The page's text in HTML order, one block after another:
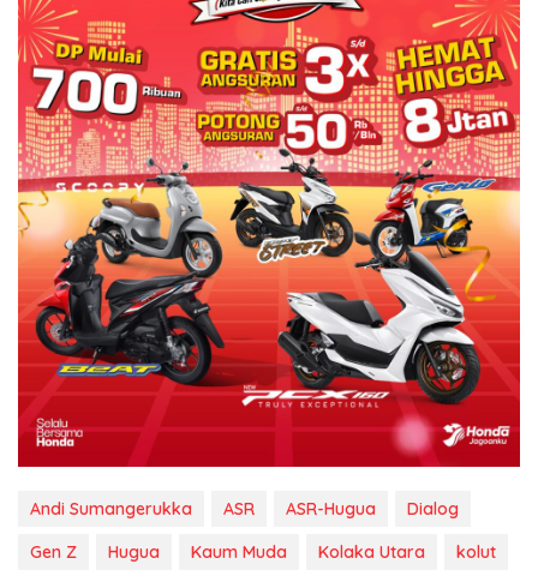
Andi Sumangerukka ASR ASR-Hugua
Dialog
Gen Z
Hugua Kaum Muda Kolaka Utara
kolut